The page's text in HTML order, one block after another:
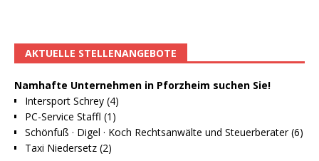
AKTUELLE STELLENANGEBOTE
Namhafte Unternehmen in Pforzheim suchen Sie!
Intersport Schrey (4)
PC-Service Staffl (1)
Schönfuß · Digel · Koch Rechtsanwälte und Steuerberater (6)
Taxi Niedersetz (2)